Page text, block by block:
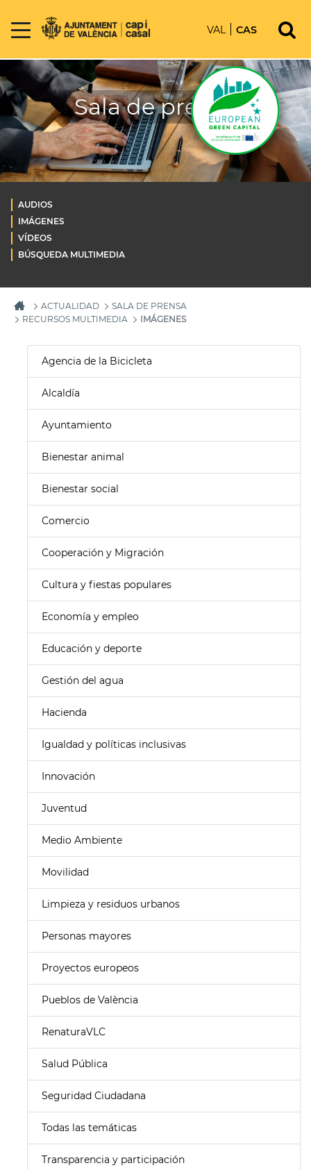
VAL CAS
Sala de prensa
AUDIOS
IMÁGENES
VÍDEOS
BÚSQUEDA MULTIMEDIA
ACTUALIDAD
SALA DE PRENSA
RECURSOS MULTIMEDIA
IMÁGENES
Agencia de la Bicicleta
Alcaldía
Ayuntamiento
Bienestar animal
Bienestar social
Comercio
Cooperación y Migración
Cultura y fiestas populares
Economía y empleo
Educación y deporte
Gestión del agua
Hacienda
Igualdad y políticas inclusivas
Innovación
Juventud
Medio Ambiente
Movilidad
Limpieza y residuos urbanos
Personas mayores
Proyectos europeos
Pueblos de València
RenaturaVLC
Salud Pública
Seguridad Ciudadana
Todas las temáticas
Transparencia y participación